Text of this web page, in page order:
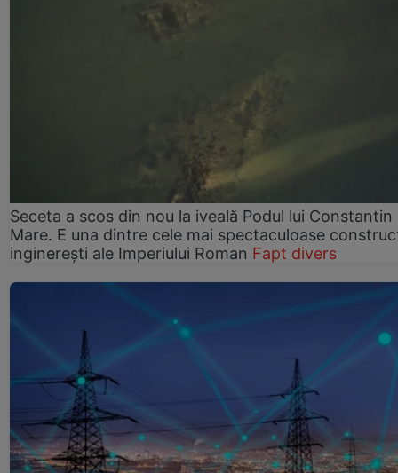
Seceta a scos din nou la iveală Podul lui Constantin
Mare. E una dintre cele mai spectaculoase
inginerești ale Imperiului Roman Fapt divers